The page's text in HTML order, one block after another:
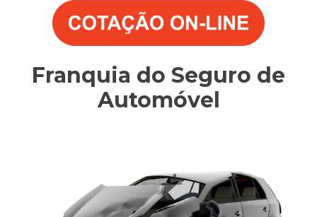
Franquia do Seguro de
Automóvel